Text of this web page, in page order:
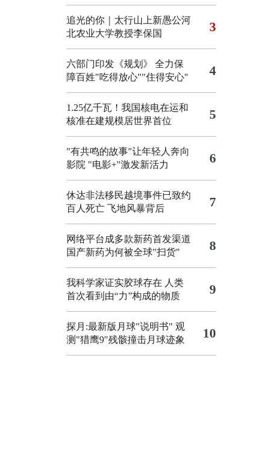
追光的你｜太行山上新愚公河
北农业大学教授李保国
3
六部门印发《规划》 全力保
障百姓"吃得放心""住得安心"
4
1.25亿千瓦！我国核电在运和
核准在建规模居世界首位
5
"有共鸣的故事"让年轻人奔向
影院 "电影+"激发新活力 6
休达非法移民越境事件已致约
百人死亡 飞地风暴背后 7
网络平台成多款新药首发渠道
国产新药为何被全球"扫货"
8
我科学家证实胶球存在 人类
首次看到由“力”构成的物质
9
探月:最新版月球"说明书" 观
测"猎鹰9"残骸撞击月球迹象
10